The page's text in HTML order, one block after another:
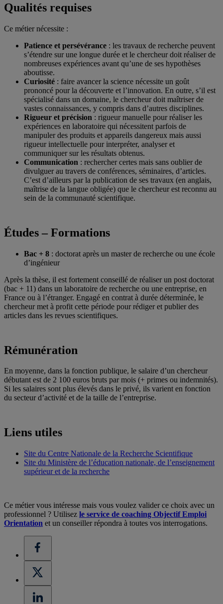
Qualités requises
Ce métier nécessite :
Patience et persévérance : les travaux de recherche peuvent
s’étendre sur une longue durée et le chercheur doit réaliser de
nombreuses expériences avant qu’une de ses hypothèses
aboutisse.
Curiosité : faire avancer la science nécessite un goût
prononcé pour la découverte et l’innovation. En outre, s’il est
spécialisé dans un domaine, le chercheur doit maîtriser de
vastes connaissances, y compris dans d’autres disciplines.
Rigueur et précision : rigueur manuelle pour réaliser les
expériences en laboratoire qui nécessitent parfois de
manipuler des produits et appareils dangereux mais aussi
rigueur intellectuelle pour interpréter, analyser et
communiquer sur les résultats obtenus.
Communication : rechercher certes mais sans oublier de
divulguer au travers de conférences, séminaires, d’articles.
C’est d’ailleurs par la publication de ses travaux (en anglais,
maîtrise de la langue obligée) que le chercheur est reconnu au
sein de la communauté scientifique.
Études – Formations
Bac + 8 : doctorat après un master de recherche ou une école
d’ingénieur
Après la thèse, il est fortement conseillé de réaliser un post doctorat
(bac + 11) dans un laboratoire de recherche ou une entreprise, en
France ou à l’étranger. Engagé en contrat à durée déterminée, le
chercheur met à profit cette période pour rédiger et publier des
articles dans les revues scientifiques.
Rémunération
En moyenne, dans la fonction publique, le salaire d’un chercheur
débutant est de 2 100 euros bruts par mois (+ primes ou indemnités).
Si les salaires sont plus élevés dans le privé, ils varient en fonction
du secteur d’activité et de la taille de l’entreprise.
Liens utiles
Site du Centre Nationale de la Recherche Scientifique
Site du Ministère de l’éducation nationale, de l’enseignement
supérieur et de la recherche
Ce métier vous intéresse mais vous voulez valider ce choix avec un
professionnel ? Utilisez le service de coaching Objectif Emploi
Orientation et un conseiller répondra à toutes vos interrogations.